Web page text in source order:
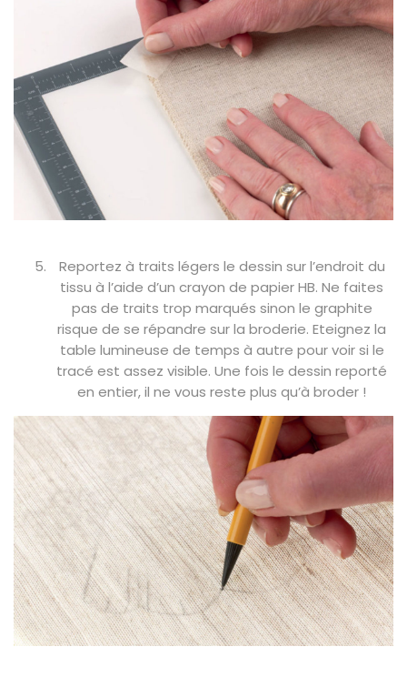
Reportez à traits légers le dessin sur l’endroit du
tissu à l’aide d’un crayon de papier HB. Ne faites
pas de traits trop marqués sinon le graphite
risque de se répandre sur la broderie. Eteignez la
table lumineuse de temps à autre pour voir si le
tracé est assez visible. Une fois le dessin reporté
en entier, il ne vous reste plus qu’à broder !